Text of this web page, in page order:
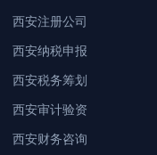
西安注册公司
西安纳税申报
西安税务筹划
西安审计验资
西安财务咨询